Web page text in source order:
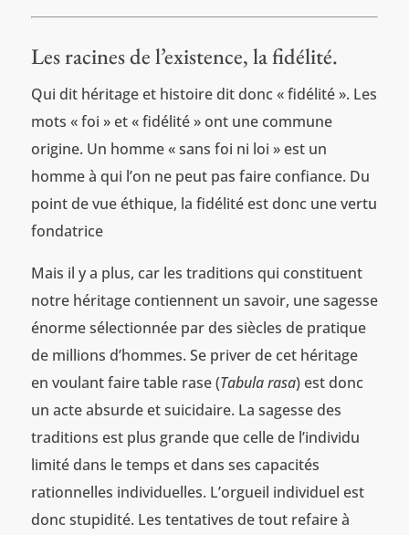
Les racines de l’existence, la fidélité.
Qui dit héritage et histoire dit donc « fidélité ». Les
mots « foi » et « fidélité » ont une commune
origine. Un homme « sans foi ni loi » est un
homme à qui l’on ne peut pas faire confiance. Du
point de vue éthique, la fidélité est donc une vertu
fondatrice
Mais il y a plus, car les traditions qui constituent
notre héritage contiennent un savoir, une sagesse
énorme sélectionnée par des siècles de pratique
de millions d’hommes. Se priver de cet héritage
en voulant faire table rase (Tabula rasa) est donc
un acte absurde et suicidaire. La sagesse des
traditions est plus grande que celle de l’individu
limité dans le temps et dans ses capacités
rationnelles individuelles. L’orgueil individuel est
donc stupidité. Les tentatives de tout refaire à